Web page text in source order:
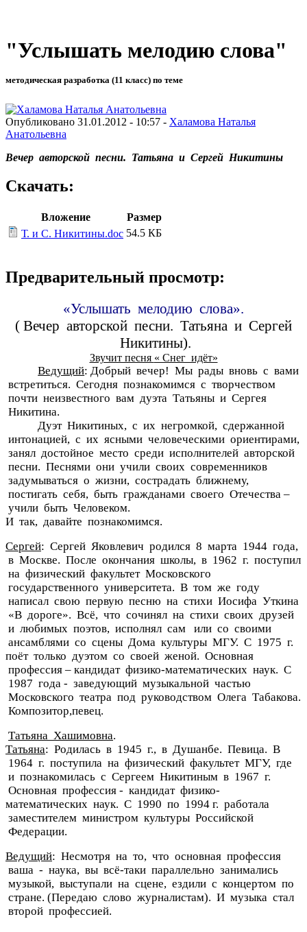
"Услышать мелодию слова"
методическая разработка (11 класс) по теме
Опубликовано 31.01.2012 - 10:57 - Халамова Наталья
Анатольевна
Вечер авторской песни. Татьяна и Сергей Никитины
Скачать:
Вложение
Размер
Т. и С. Никитины.doc 54.5 КБ
Предварительный просмотр:
«Услышать мелодию слова».
( Вечер авторской песни. Татьяна и Сергей
Никитины).
Звучит песня « Снег идёт»
Ведущий: Добрый вечер! Мы рады вновь с вами
встретиться. Сегодня познакомимся с творчеством
почти неизвестного вам дуэта Татьяны и Сергея
Никитина.
Дуэт Никитиных, с их негромкой, сдержанной
интонацией, с их ясными человеческими ориентирами,
занял достойное место среди исполнителей авторской
песни. Песнями они учили своих современников
задумываться о жизни, сострадать ближнему,
постигать себя, быть гражданами своего Отечества –
учили быть Человеком.
И так, давайте познакомимся.
Сергей: Сергей Яковлевич родился 8 марта 1944 года,
в Москве. После окончания школы, в 1962 г. поступил
на физический факультет Московского
государственного университета. В том же году
написал свою первую песню на стихи Иосифа Уткина
«В дороге». Всё, что сочинял на стихи своих друзей
и любимых поэтов, исполнял сам или со своими
ансамблями со сцены Дома культуры МГУ. С 1975 г.
поёт только дуэтом со своей женой. Основная
профессия – кандидат физико-математических наук. С
1987 года - заведующий музыкальной частью
Московского театра под руководством Олега Табакова.
Композитор,певец.
Татьяна Хашимовна.
Татьяна: Родилась в 1945 г., в Душанбе. Певица. В
1964 г. поступила на физический факультет МГУ, где
и познакомилась с Сергеем Никитиным в 1967 г.
Основная профессия - кандидат физико-
математических наук. С 1990 по 1994 г. работала
заместителем министром культуры Российской
Федерации.
Ведущий: Несмотря на то, что основная профессия
ваша - наука, вы всё-таки параллельно занимались
музыкой, выступали на сцене, ездили с концертом по
стране. (Передаю слово журналистам). И музыка стал
второй профессией.